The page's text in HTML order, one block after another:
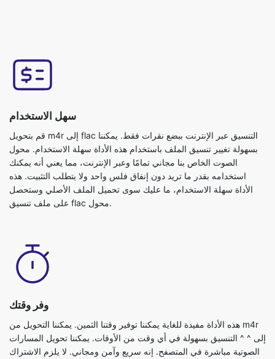
سهل الاستخدام
قم بتحويل m4r إلى flac التنسيق عبر الإنترنت ببضع نقرات فقط. يمكننا
بسهولة تغيير تنسيق الملف باستخدام هذه الأداة سهلة الاستخدام. محول
الصوت الخاص بنا مجاني تمامًا وعبر الإنترنت، مما يعني أنه يمكنك
استخدامه بقدر ما تريد دون إنفاق فلس واحد ولا يتطلب التثبيت. هذه
الأداة سهلة الاستخدام، ما عليك سوى تحميل الملف الأصلي وستحصل
على ملف تنسيق flac محول.
وفر وقتك
هذه الأداة مفيدة للغاية يمكننا توفير وقتنا الثمين. يمكننا التحويل من m4r
إلى ^ ^ التنسيق بسهولة في أي وقت من الأوقات. يمكننا تحويل المسارات
الصوتية مباشرة في المتصفح. إنه سريع وآمن ومجاني. لا يلزم الاشتراك